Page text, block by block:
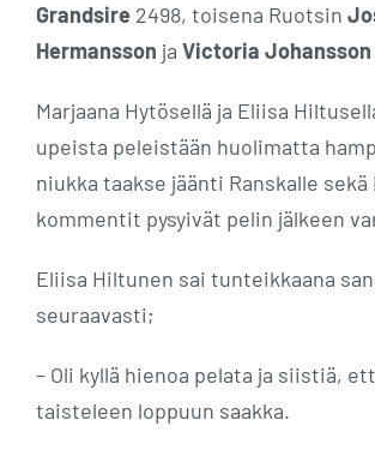
Grandsire 2498, toisena Ruotsin
Hermansson ja Victoria Johansson
Marjaana Hytösellä ja Eliisa
upeista peleistään huolimatta
niukka taakse jäänti Ranskalle sekä
kommentit pysyivät pelin jälkeen
Eliisa Hiltunen sai tunteikkaana
seuraavasti;
– Oli kyllä hienoa pelata ja siistiä,
taisteleen loppuun saakka.